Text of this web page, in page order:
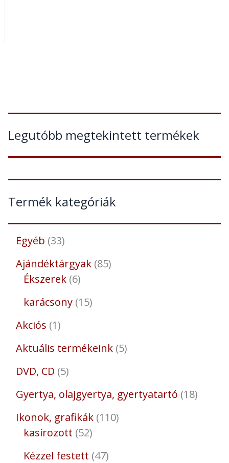
Legutóbb megtekintett termékek
Termék kategóriák
Egyéb 33
Ajándéktárgyak 85
Ékszerek 6
karácsony 15
Akciós 1
Aktuális termékeink 5
DVD, CD 5
Gyertya, olajgyertya, gyertyatartó 18
Ikonok, grafikák 110
kasírozott 52
Kézzel festett 47